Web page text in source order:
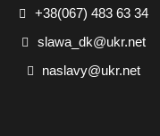
+38(067) 483 63 34
slawa_dk@ukr.net
naslavy@ukr.net